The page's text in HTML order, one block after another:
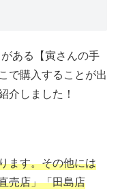
ある【寅さんの手
で購入することが出
介しました！
ます。その他には
売店」「田島店